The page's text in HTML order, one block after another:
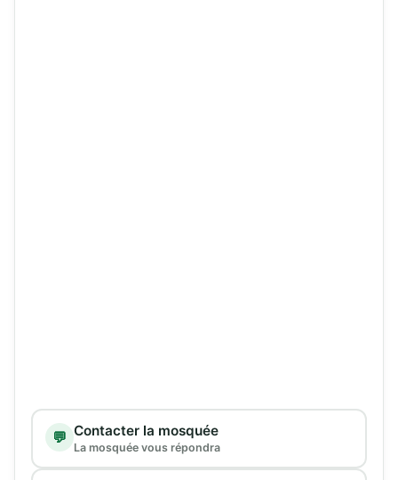
Type de demande
💬 Contacter la mosquée
La mosquée vous répondra